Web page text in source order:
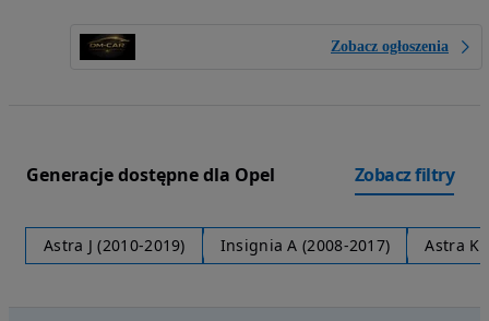
Zobacz ogłoszenia
Generacje dostępne dla Opel Zobacz filtry
Astra J (2010-2019) Insignia A (2008-2017) Astra K